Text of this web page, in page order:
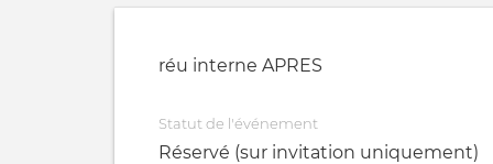
réu interne APRES
Statut de l'événement
Réservé (sur invitation uniquement)